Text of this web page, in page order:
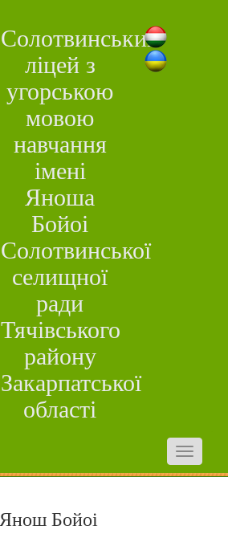
Солотвинський
ліцей з
угорською
мовою
навчання
імені
Яноша
Бойоі
Солотвинської
селищної
ради
Тячівського
району
Закарпатської
області
Янош Бойоі